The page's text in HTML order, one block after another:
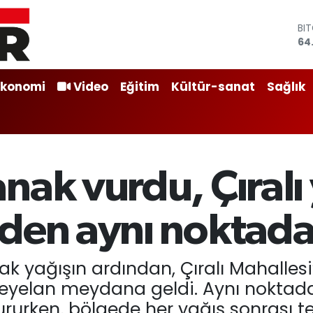
Video Eğitim Kültür-sanat Sağlık
vurdu,
aynı
yağışın ardından, Çıralı
meydana geldi. Aynı